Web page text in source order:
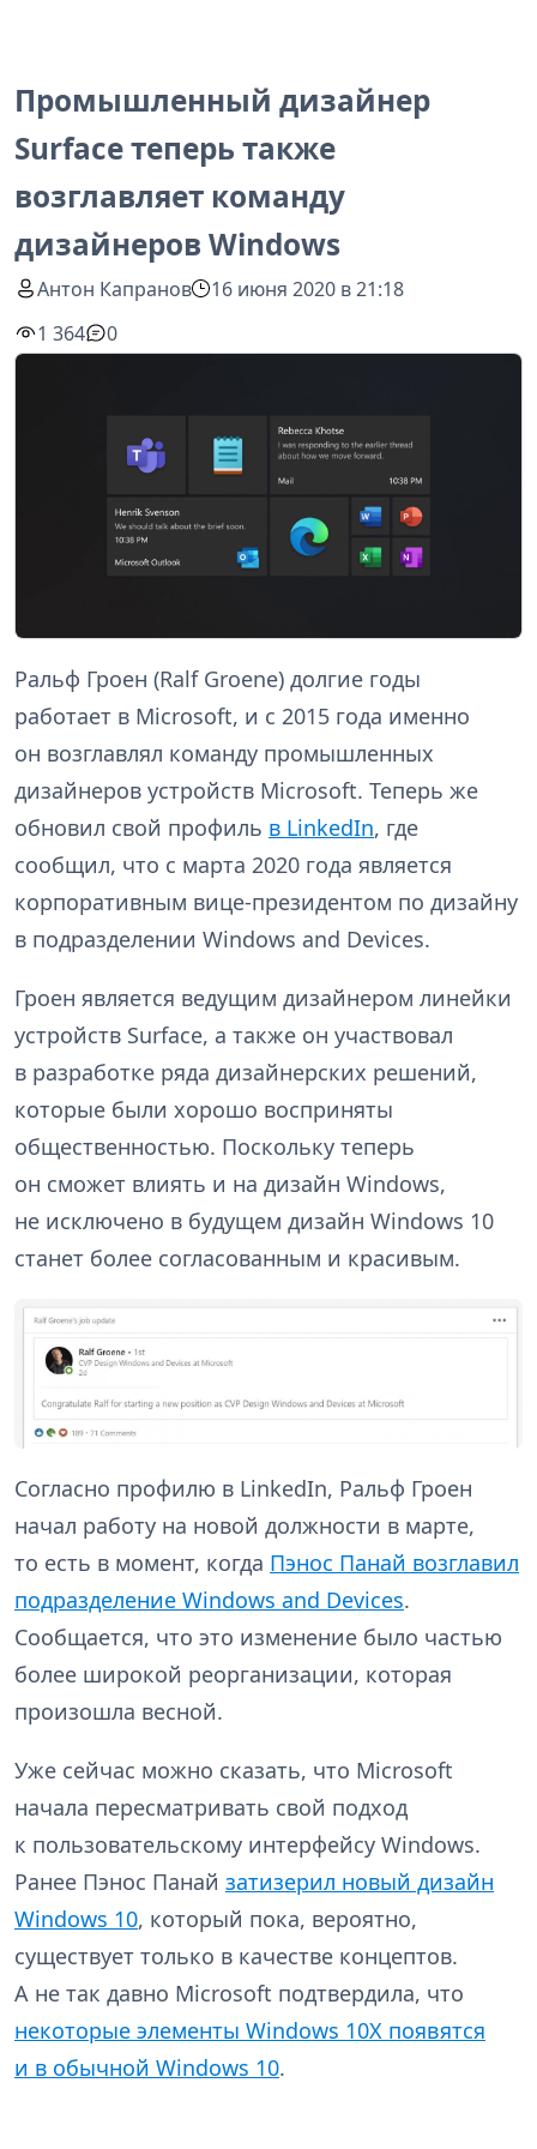
Промышленный дизайнер
Surface теперь также
возглавляет команду
дизайнеров Windows
Антон Капранов
16 июня 2020 в 21:18
1 364
0
Ральф Гроен (Ralf Groene) долгие годы
работает в Microsoft, и с 2015 года именно
он возглавлял команду промышленных
дизайнеров устройств Microsoft. Теперь же
обновил свой профиль в LinkedIn, где
сообщил, что с марта 2020 года является
корпоративным вице-президентом по дизайну
в подразделении Windows and Devices.
Гроен является ведущим дизайнером линейки
устройств Surface, а также он участвовал
в разработке ряда дизайнерских решений,
которые были хорошо восприняты
общественностью. Поскольку теперь
он сможет влиять и на дизайн Windows,
не исключено в будущем дизайн Windows 10
станет более согласованным и красивым.
Согласно профилю в LinkedIn, Ральф Гроен
начал работу на новой должности в марте,
то есть в момент, когда Пэнос Панай возглавил
подразделение Windows and Devices.
Сообщается, что это изменение было частью
более широкой реорганизации, которая
произошла весной.
Уже сейчас можно сказать, что Microsoft
начала пересматривать свой подход
к пользовательскому интерфейсу Windows.
Ранее Пэнос Панай затизерил новый дизайн
Windows 10, который пока, вероятно,
существует только в качестве концептов.
А не так давно Microsoft подтвердила, что
некоторые элементы Windows 10X появятся
и в обычной Windows 10.